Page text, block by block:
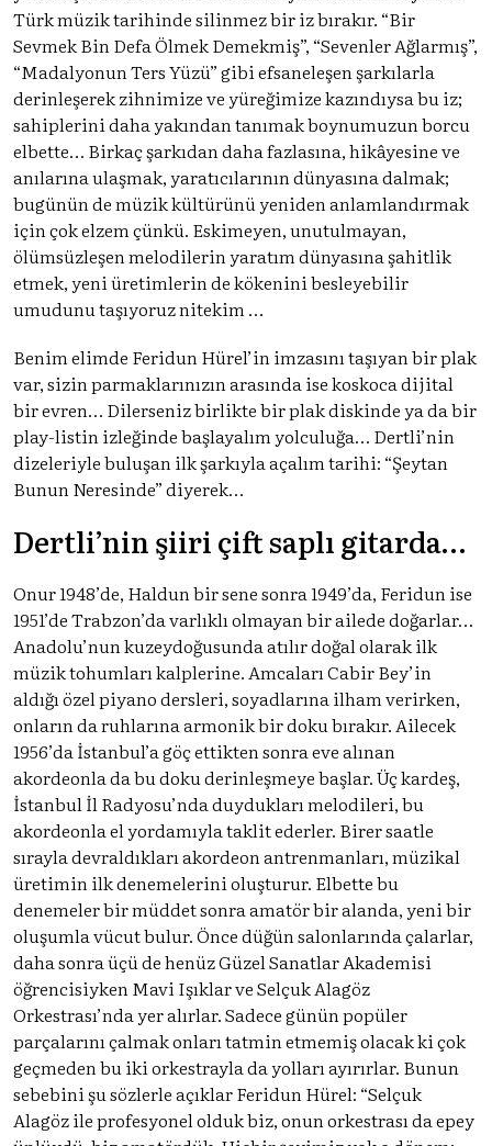
Türk müzik tarihinde silinmez bir iz bırakır. “Bir
Sevmek Bin Defa Ölmek Demekmiş”, “Sevenler Ağlarmış”,
“Madalyonun Ters Yüzü” gibi efsaneleşen şarkılarla
derinleşerek zihnimize ve yüreğimize kazındıysa bu iz;
sahiplerini daha yakından tanımak boynumuzun borcu
elbette… Birkaç şarkıdan daha fazlasına, hikâyesine ve
anılarına ulaşmak, yaratıcılarının dünyasına dalmak;
bugünün de müzik kültürünü yeniden anlamlandırmak
için çok elzem çünkü. Eskimeyen, unutulmayan,
ölümsüzleşen melodilerin yaratım dünyasına şahitlik
etmek, yeni üretimlerin de kökenini besleyebilir
umudunu taşıyoruz nitekim …
Benim elimde Feridun Hürel’in imzasını taşıyan bir plak
var, sizin parmaklarınızın arasında ise koskoca dijital
bir evren… Dilerseniz birlikte bir plak diskinde ya da bir
play-listin izleğinde başlayalım yolculuğa… Dertli’nin
dizeleriyle buluşan ilk şarkıyla açalım tarihi: “Şeytan
Bunun Neresinde” diyerek…
Dertli’nin şiiri çift saplı gitarda…
Onur 1948’de, Haldun bir sene sonra 1949’da, Feridun ise
1951’de Trabzon’da varlıklı olmayan bir ailede doğarlar…
Anadolu’nun kuzeydoğusunda atılır doğal olarak ilk
müzik tohumları kalplerine. Amcaları Cabir Bey’in
aldığı özel piyano dersleri, soyadlarına ilham verirken,
onların da ruhlarına armonik bir doku bırakır. Ailecek
1956’da İstanbul’a göç ettikten sonra eve alınan
akordeonla da bu doku derinleşmeye başlar. Üç kardeş,
İstanbul İl Radyosu’nda duydukları melodileri, bu
akordeonla el yordamıyla taklit ederler. Birer saatle
sırayla devraldıkları akordeon antrenmanları, müzikal
üretimin ilk denemelerini oluşturur. Elbette bu
denemeler bir müddet sonra amatör bir alanda, yeni bir
oluşumla vücut bulur. Önce düğün salonlarında çalarlar,
daha sonra üçü de henüz Güzel Sanatlar Akademisi
öğrencisiyken Mavi Işıklar ve Selçuk Alagöz
Orkestrası’nda yer alırlar. Sadece günün popüler
parçalarını çalmak onları tatmin etmemiş olacak ki çok
geçmeden bu iki orkestrayla da yolları ayırırlar. Bunun
sebebini şu sözlerle açıklar Feridun Hürel: “Selçuk
Alagöz ile profesyonel olduk biz, onun orkestrası da epey